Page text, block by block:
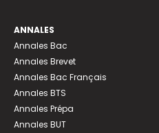
ANNALES
Annales Bac
Annales Brevet
Annales Bac Français
Annales BTS
Annales Prépa
Annales BUT